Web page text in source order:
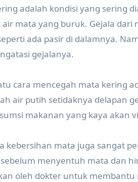
adalah kondisi yang sering
air mata yang buruk. Gejala
ada pasir di dalamnya.
gejalanya.
cara mencegah mata kering
air putih setidaknya delapan
makanan yang kaya akan
kebersihan mata juga sangat
menyentuh mata dan
oleh dokter untuk membantu